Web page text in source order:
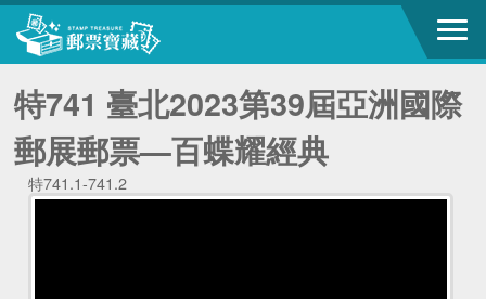
特741 臺北2023第39屆亞洲國際
郵展郵票—百蝶耀經典
特741.1-741.2